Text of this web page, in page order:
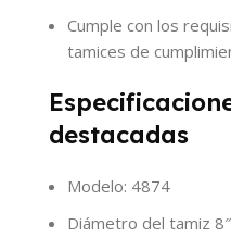
Cumple con los
tamices de
destacadas
Modelo: 4874
Diámetro del tamiz 8″